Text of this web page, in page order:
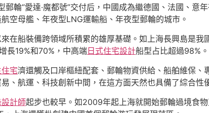
輪“愛達·魔都號”交付后，中國成為繼德國、法國、
空母艦、年夜型LNG運輸船、年夜型郵輪的城市。
在船裝備跨領域所積累的雄厚基礎。如上海長興島是
長19%和70%，中高端 日式住宅設計船型占比超過98%。
宅濟還觸及口岸樞紐配套、郵輪物資供給、船舶維保
、航運、科技創新中間，在這方面天然也具備了綜合性
計師起步也較早。如2009年起上海就開始郵輪過境食